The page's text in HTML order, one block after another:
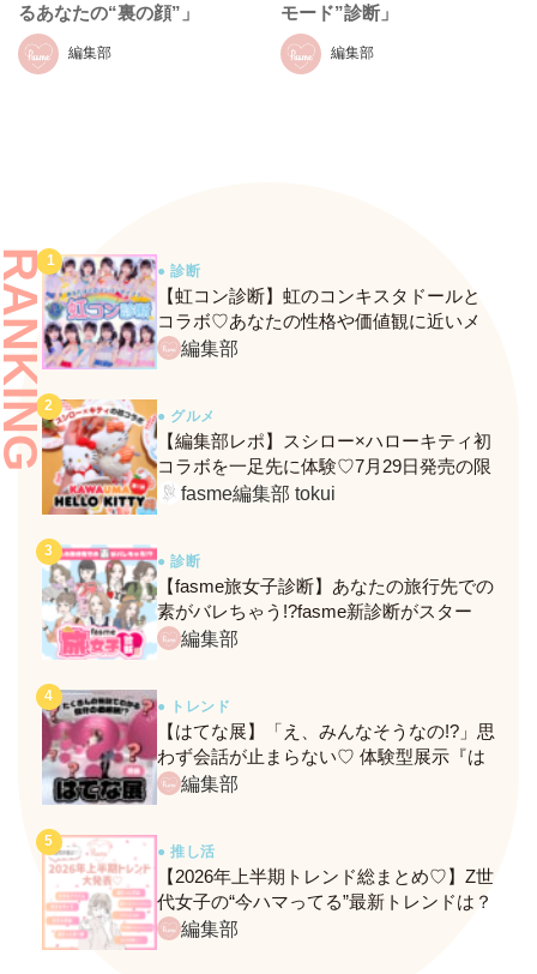
編集部
るあなたの“裏の顔”」
編集部
モード”診断」
● 診断
【虹コン診断】虹のコンキスタドールと
コラボ♡あなたの性格や価値観に近いメ
ンバーがわかる、fasmeの新診断がスター
編集部
● グルメ
【編集部レポ】スシロー×ハローキティ初
コラボを一足先に体験♡7月29日発売の限
定メニュー＆グッズをレポ！
fasme編集部 tokui
● 診断
【fasme旅女子診断】あなたの旅行先での
素がバレちゃう!?fasme新診断がスター
ト！編集部
● トレンド
【はてな展】「え、みんなそうなの!?」思
わず会話が止まらない♡ 体験型展示『は
てな展』に行ってきたレポ
編集部
● 推し活
【2026年上半期トレンド総まとめ♡】Z世
代女子の“今ハマってる”最新トレンドは？
ネクストバズ予報もチェック♪
編集部